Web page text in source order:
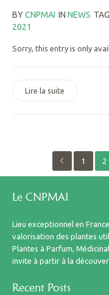
BYCNPMAI IN NEWS
2021
Sorry, this entry is only
Lire la suite
1 2
Le CNPMAI
Lieu exceptionnel en
valorisation des plantes
Plantes à Parfum,
invite à partir à la
Recent Posts